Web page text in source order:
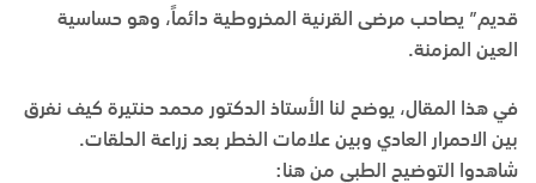
قديم” يصاحب مرضى القرنية المخروطية دائماً، وهو حساسية
العين المزمنة.
في هذا المقال، يوضح لنا الأستاذ الدكتور محمد حنتيرة كيف نفرق
بين الاحمرار العادي وبين علامات الخطر بعد زراعة الحلقات.
شاهدوا التوضيح الطبي من هنا: